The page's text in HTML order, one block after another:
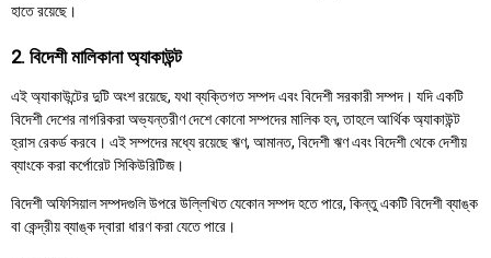
হাতে রয়েছে।
2. বিদেশী মালিকানা অ্যাকাউন্ট
এই অ্যাকাউন্টের দুটি অংশ রয়েছে, যথা ব্যক্তিগত সম্পদ এবং বিদেশী সরকারী সম্পদ। যদি একটি
বিদেশী দেশের নাগরিকরা অভ্যন্তরীণ দেশে কোনো সম্পদের মালিক হন, তাহলে আর্থিক অ্যাকাউন্ট
হ্রাস রেকর্ড করবে। এই সম্পদের মধ্যে রয়েছে ঋণ, আমানত, বিদেশী ঋণ এবং বিদেশী থেকে দেশীয়
ব্যাংকে করা কর্পোরেট সিকিউরিটিজ।
বিদেশী অফিসিয়াল সম্পদগুলি উপরে উল্লিখিত যেকোন সম্পদ হতে পারে, কিন্তু একটি বিদেশী ব্যাঙ্ক
বা কেন্দ্রীয় ব্যাঙ্ক দ্বারা ধারণ করা যেতে পারে।